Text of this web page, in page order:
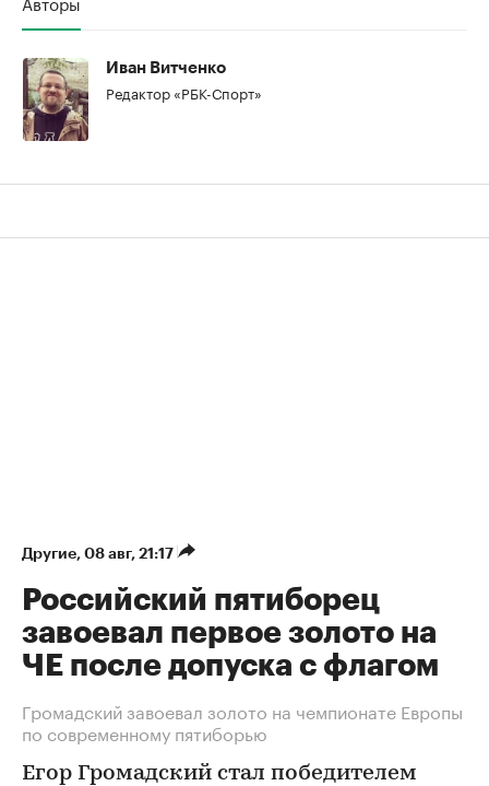
Иван Витченко
Редактор «РБК-Спорт»
Другие 08 авг, 21:17
Российский пятиборец
завоевал первое золото на
ЧЕ после допуска с флагом
Громадский завоевал золото на чемпионате Европы
по современному пятиборью
Егор Громадский стал победителем